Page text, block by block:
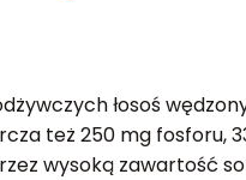
łosoś
też 250 mg fosforu,
wysoką zawartość